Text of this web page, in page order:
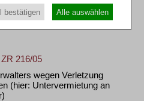
für Insolvenzrecht“ bei
hinter dem Verwalter“
216/05
wegen Verletzung
(hier: Untervermietung an
bestätigen Alle auswählen